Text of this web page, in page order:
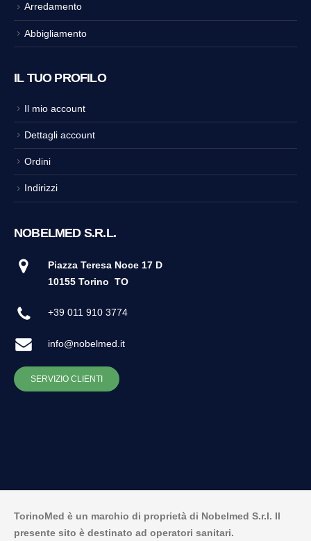
Arredamento
Abbigliamento
IL TUO PROFILO
Il mio account
Dettagli account
Ordini
Indirizzi
NOBELMED S.R.L.
Piazza Teresa Noce 17 D
10155 Torino TO
+39 011 910 3774
info@nobelmed.it
SERVIZIO CLIENTI
TorinoMed è un marchio di proprietà di Nobelmed S.r.l. Il
presente sito è destinato ad operatori sanitari.